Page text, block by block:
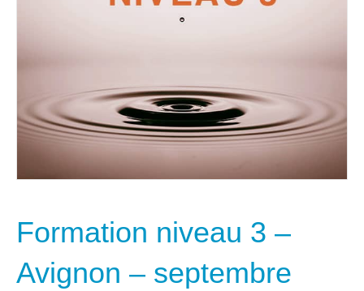
Formation niveau 3 –
Avignon – septembre